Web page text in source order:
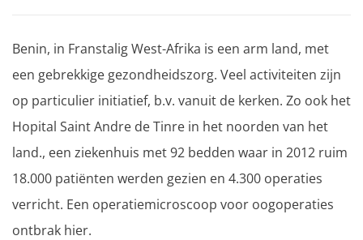
Benin, in Franstalig West-Afrika is een arm land, met
een gebrekkige gezondheidszorg. Veel activiteiten zijn
op particulier initiatief, b.v. vanuit de kerken. Zo ook het
Hopital Saint Andre de Tinre in het noorden van het
land., een ziekenhuis met 92 bedden waar in 2012 ruim
18.000 patiënten werden gezien en 4.300 operaties
verricht. Een operatiemicroscoop voor oogoperaties
ontbrak hier.